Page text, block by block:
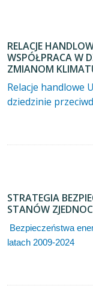
RELACJE
WSPÓŁPRACA W
ZMIANOM
Relacje handlowe
dziedzinie
STRATEGIA
STANÓW
Bezpieczeństwa
latach 2009-2024